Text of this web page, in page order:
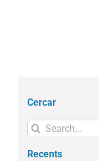
Cercar
Search
for:
Recents